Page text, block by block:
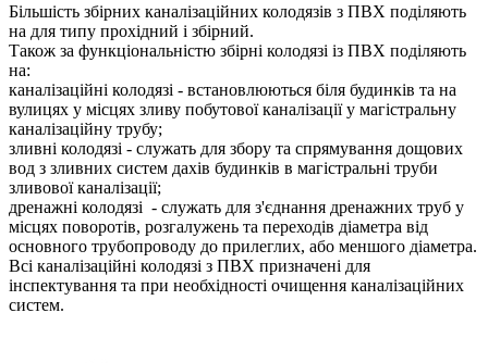
Більшість збірних каналізаційних колодязів з ПВХ поділяють
на для типу прохідний і збірний.
Також за функціональністю збірні колодязі із ПВХ поділяють
на:
каналізаційні колодязі - встановлюються біля будинків та на
вулицях у місцях зливу побутової каналізації у магістральну
каналізаційну трубу;
зливні колодязі - служать для збору та спрямування дощових
вод з зливних систем дахів будинків в магістральні труби
зливової каналізації;
дренажні колодязі - служать для з'єднання дренажних труб у
місцях поворотів, розгалужень та переходів діаметра від
основного трубопроводу до прилеглих, або меншого діаметра.
Всі каналізаційні колодязі з ПВХ призначені для
інспектування та при необхідності очищення каналізаційних
систем.